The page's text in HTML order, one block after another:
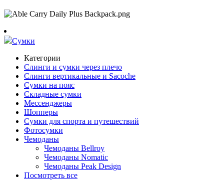
Сумки
Категории
Слинги и сумки через плечо
Слинги вертикальные и Sacoche
Сумки на пояс
Складные сумки
Мессенджеры
Шопперы
Сумки для спорта и путешествий
Фотосумки
Чемоданы
Чемоданы Bellroy
Чемоданы Nomatic
Чемоданы Peak Design
Посмотреть все